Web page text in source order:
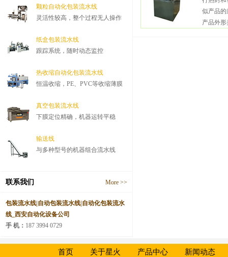
颗粒自动化包装流水线
灵活性较高，整个过程无人操作
纸盒包装流水线
跟踪系统，随时动态监控
热收缩自动化包装流水线
恒温收缩，PE、PVC等收缩薄膜
真空包装流水线
下膜定位精确，机器运转平稳
输送线
与多种型号的机器组合流水线
联系我们 More >>
包装流水线|自动包装流水线|自动化包装流水
线_西安自动化设备公司
手 机： 187 3994 0729
似产品的
产品外形
首页 关于星火 产品中心 新闻动态